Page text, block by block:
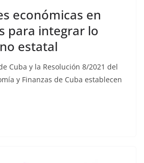
económicas en
para integrar lo
estatal
Cuba y la Resolución 8/2021 del
y Finanzas de Cuba establecen